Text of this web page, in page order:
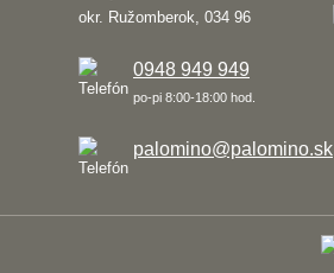
okr. Ružomberok, 034 96
0948 949 949
po-pi 8:00-18:00 hod.
palomino@palomino.sk